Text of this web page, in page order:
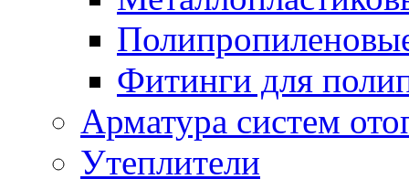
Фитинги для
Арматура систем
Утеплители